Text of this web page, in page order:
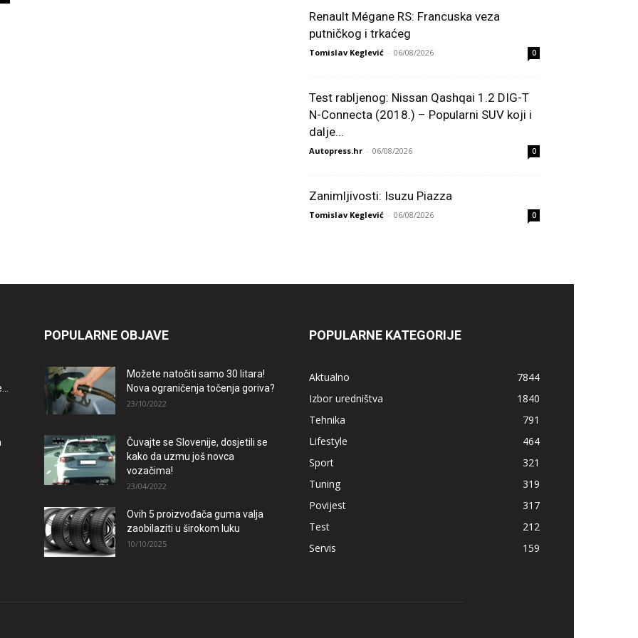
Renault Mégane RS: Francuska veza
putničkog i trkaćeg
Tomislav Keglević - 06/08/2026 0
Test rabljenog: Nissan Qashqai 1.2 DIG-T
N-Connecta (2018.) – Popularni SUV koji i
dalje...
Autopress.hr - 06/08/2026 0
Zanimljivosti: Isuzu Piazza
Tomislav Keglević - 06/08/2026 0
POPULARNE OBJAVE
Možete natočiti samo 30 litara!
Nova ograničenja točenja goriva?
23/10/2022
Čuvajte se Slovenije, dosjetili se
kako da uzmu još novca
vozačima!
23/04/2022
Ovih 5 proizvođača guma valja
zaobilaziti u širokom luku
10/10/2025
POPULARNE KATEGORIJE
Aktualno
7844
Izbor uredništva
1840
Tehnika
791
Lifestyle
464
Sport
321
Tuning
319
Povijest
317
Test
212
Servis
159